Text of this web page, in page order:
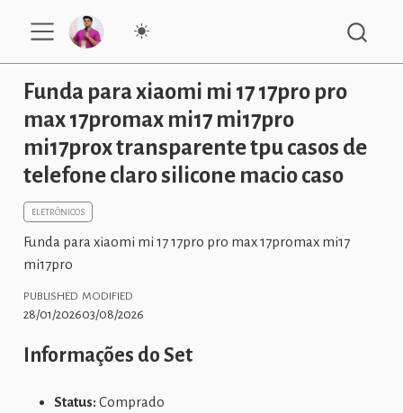
Funda para xiaomi mi 17 17pro pro
max 17promax mi17 mi17pro
mi17prox transparente tpu casos de
telefone claro silicone macio caso
ELETRÔNICOS
Funda para xiaomi mi 17 17pro pro max 17promax mi17
mi17pro
PUBLISHED
28/01/2026
MODIFIED
03/08/2026
Informações do Set
Status: Comprado